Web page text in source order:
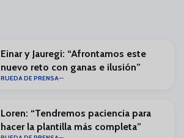
Einar y Jauregi: “Afrontamos este
nuevo reto con ganas e ilusión”
RUEDA DE PRENSA
Loren: “Tendremos paciencia para
hacer la plantilla más completa”